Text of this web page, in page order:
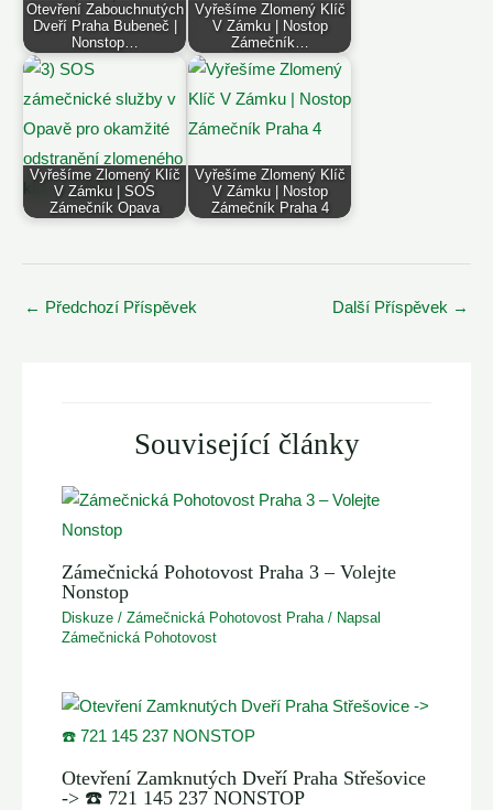
Otevření Zabouchnutých
Dveří Praha Bubeneč |
Nonstop…
Vyřešíme Zlomený Klíč
V Zámku | Nostop
Zámečník…
Vyřešíme Zlomený Klíč
V Zámku | SOS
Zámečník Opava
Vyřešíme Zlomený Klíč
V Zámku | Nostop
Zámečník Praha 4
Post
← Předchozí Příspěvek Další Příspěvek →
Související články
Zámečnická Pohotovost Praha 3 – Volejte
Nonstop
Diskuze /Zámečnická Pohotovost Praha/ Napsal
Zámečnická Pohotovost
Otevření Zamknutých Dveří Praha Střešovice
-> ☎️ 721 145 237 NONSTOP